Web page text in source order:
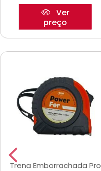
Ver
preço
Trena Emborrachada Pro